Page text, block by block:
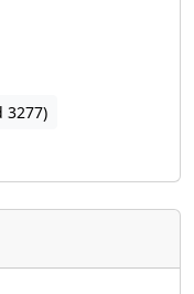
3277)